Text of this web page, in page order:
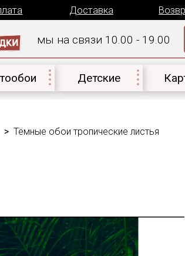
мы на связи 10.00 - 19.00
Картины
Детские
Возврат товара
Доставка
Тёмные обои тропические листья